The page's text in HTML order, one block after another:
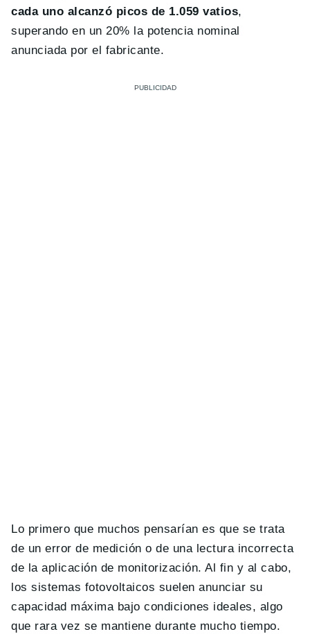
cada uno alcanzó picos de 1.059 vatios,
superando en un 20% la potencia nominal
anunciada por el fabricante.
Lo primero que muchos pensarían es que se trata
de un error de medición o de una lectura incorrecta
de la aplicación de monitorización. Al fin y al cabo,
los sistemas fotovoltaicos suelen anunciar su
capacidad máxima bajo condiciones ideales, algo
que rara vez se mantiene durante mucho tiempo.